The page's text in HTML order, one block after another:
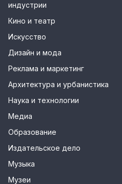
индустрии
Кино и театр
Искусство
Дизайн и мода
Реклама и маркетинг
Архитектура и урбанистика
Наука и технологии
Медиа
Образование
Издательское дело
Музыка
Музеи